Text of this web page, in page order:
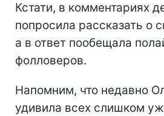
Кстати, в комментариях
попросила рассказать о
а в ответ пообещала
фолловеров.
Напомним, что недавно
удивила всех слишком